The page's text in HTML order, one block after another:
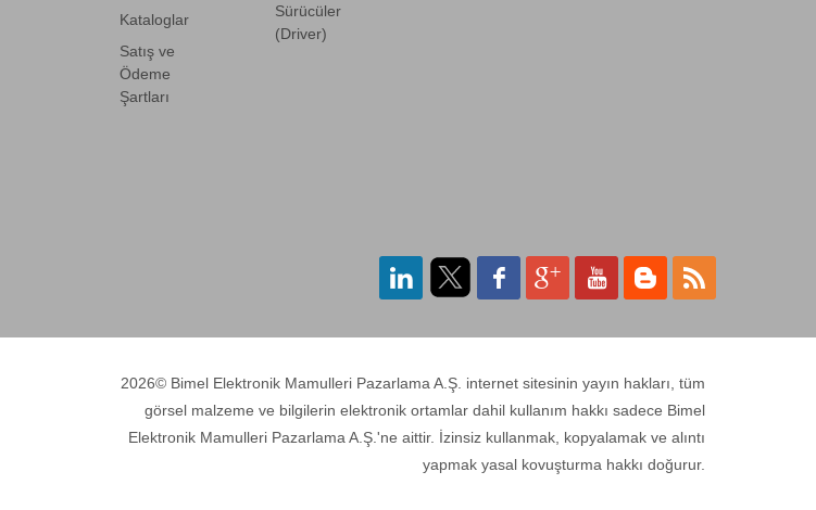
Kataloglar
Satış ve
Ödeme
Şartları
Sürücüler
(Driver)
2026© Bimel Elektronik Mamulleri Pazarlama A.Ş. internet sitesinin yayın hakları, tüm
görsel malzeme ve bilgilerin elektronik ortamlar dahil kullanım hakkı sadece Bimel
Elektronik Mamulleri Pazarlama A.Ş.'ne aittir. İzinsiz kullanmak, kopyalamak ve alıntı
yapmak yasal kovuşturma hakkı doğurur.